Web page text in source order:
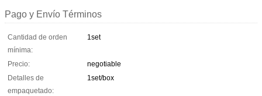
Pago y Envío Términos
Cantidad de orden
mínima:
1set
Precio:
negotiable
Detalles de
empaquetado:
1set/box